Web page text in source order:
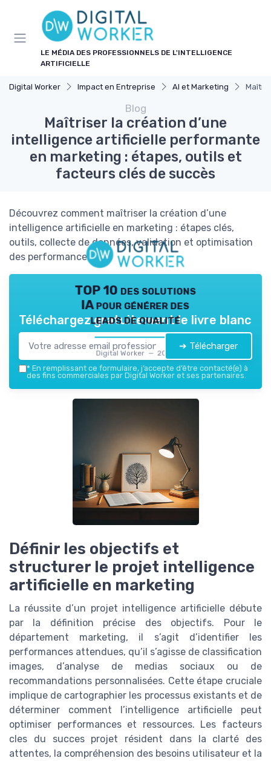
LE MÉDIA DES PROFESSIONNELS DE L'INTELLIGENCE
ARTIFICIELLE
Digital Worker Impact en Entreprise AI et Marketing
Blog
Maîtriser la création d’une
intelligence artificielle performante
en marketing : étapes, outils et
facteurs clés de succès
Découvrez comment maîtriser la création d’une
intelligence artificielle en marketing : étapes clés,
outils, collecte de données, validation et optimisation
des performances.
TOP 10 des solutions
IA pour générer des
leads de qualité
Digital Worker — 2026
Téléchargez gratuitement le livre blanc
➔ Télécharger
* En remplissant ce formulaire, j’accepte d’être contacté(e) à
des fins commerciales par Digital Worker et ses partenaires.
Définir les objectifs et
structurer le projet intelligence
artificielle en marketing
La réussite d’un projet intelligence artificielle débute
par la définition précise des objectifs. Pour le
département marketing, il s’agit d’identifier les
performances attendues, qu’il s’agisse de classification
images, d’analyse de medias sociaux ou de
recommandations personnalisées. Cette étape cruciale
implique de cartographier les processus existants et de
déterminer comment l’intelligence artificielle peut
optimiser performances et ressources. Les facteurs
cles du succes projet résident dans la clarté des
attentes, la compréhension des besoins utilisateur et la